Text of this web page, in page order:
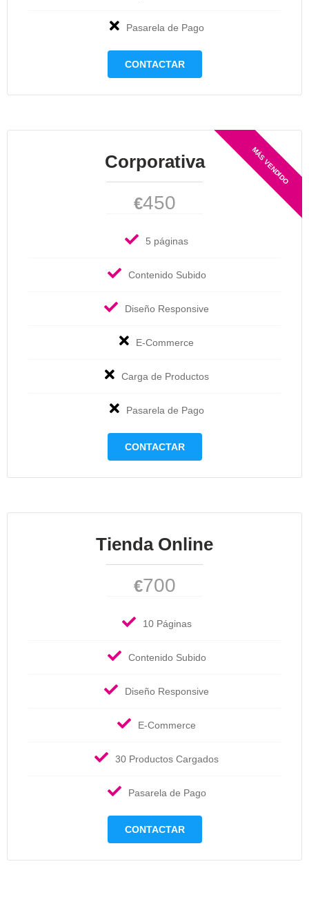
Pasarela de Pago
CONTACTAR
Corporativa
€450
5 páginas
Contenido Subido
Diseño Responsive
E-Commerce
Carga de Productos
Pasarela de Pago
CONTACTAR
Tienda Online
€700
10 Páginas
Contenido Subido
Diseño Responsive
E-Commerce
30 Productos Cargados
Pasarela de Pago
CONTACTAR